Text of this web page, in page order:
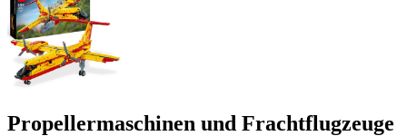
Propellermaschinen und Frachtflugzeuge